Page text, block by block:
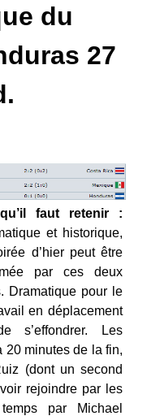
du
27
faut retenir :
et historique,
d’hier peut être
par ces deux
Dramatique pour le
en déplacement
s’effondrer. Les
20 minutes de la fin,
(dont un second
rejoindre par les
par Michael